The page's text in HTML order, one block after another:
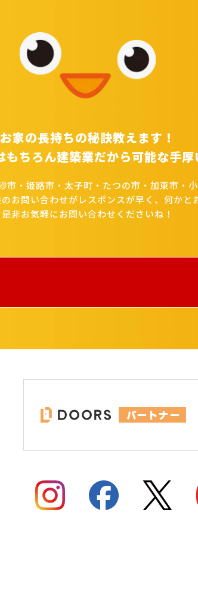
お家の長持ちの秘訣教えます！
ちろん建築業だから可能な手厚
・姫路市・太子町・たつの市・加東市・
お問い合わせがレスポンスが早く、何かと
是非お気軽にお問い合わせくださいね！